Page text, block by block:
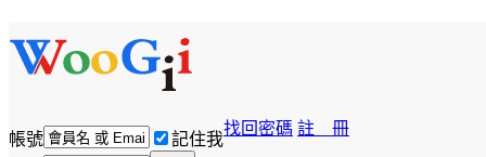
帳號 記住我
找回密碼 註 冊